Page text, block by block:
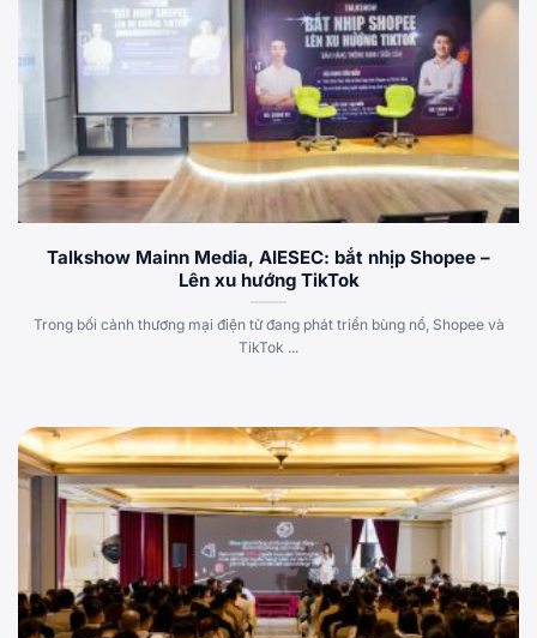
Talkshow Mainn Media, AIESEC: bắt nhịp Shopee –
Lên xu hướng TikTok
Trong bối cảnh thương mại điện tử đang phát triển bùng nổ, Shopee và
TikTok ...